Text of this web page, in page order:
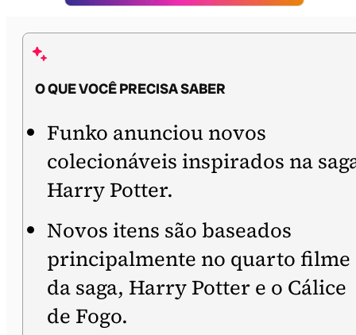
O QUE VOCÊ PRECISA SABER
Funko anunciou novos
colecionáveis inspirados na
Harry Potter.
Novos itens são baseados
principalmente no quarto filme
da saga, Harry Potter e o Cálice
de Fogo.